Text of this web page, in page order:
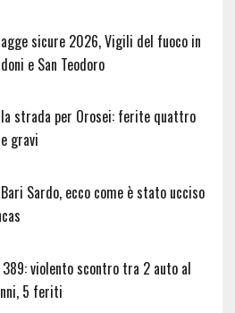
sicure 2026, Vigili del fuoco in
e San Teodoro
strada per Orosei: ferite quattro
gravi
Sardo, ecco come è stato ucciso
389: violento scontro tra 2 auto al
5 feriti